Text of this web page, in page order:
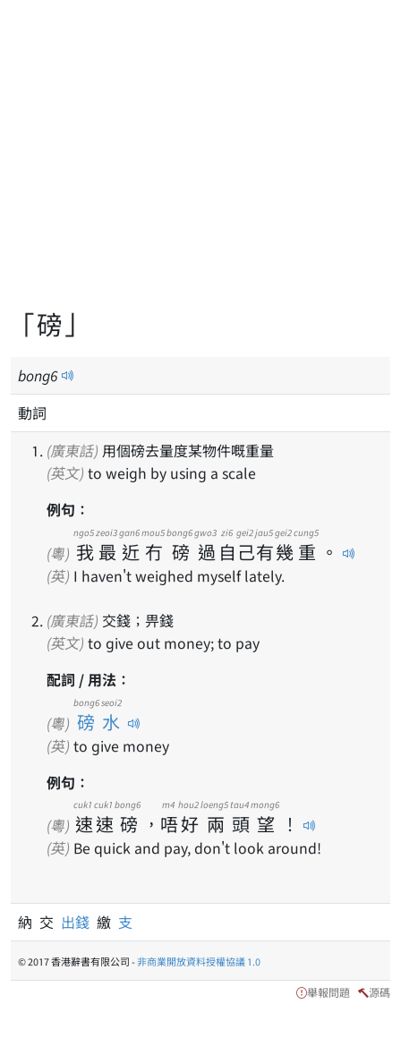
「磅」
bong6
動詞
(廣東話) 用個磅去量度某物件嘅重量
(英文) to weigh by using a scale
例句：
(粵) 我
ngo5
最
zeoi3
近
gan6
冇
mou5
磅
bong6
過
gwo3
自
zi6
己
gei2
有
jau5
幾
gei2
重
cung5
。
(英) I haven't weighed myself lately.
(廣東話) 交錢；畀錢
(英文) to give out money; to pay
配詞 / 用法：
(粵) 磅水
bong6 seoi2
(英) to give money
例句：
(粵) 速
cuk1
速
cuk1
磅
bong6
， 唔
m4
好
hou2
兩
loeng5
頭
tau4
望
mong6
！
(英) Be quick and pay, don't look around!
納 交 出錢 繳 支
© 2017 香港辭書有限公司 -非商業開放資料授權協議 1.0
舉報問題 源碼